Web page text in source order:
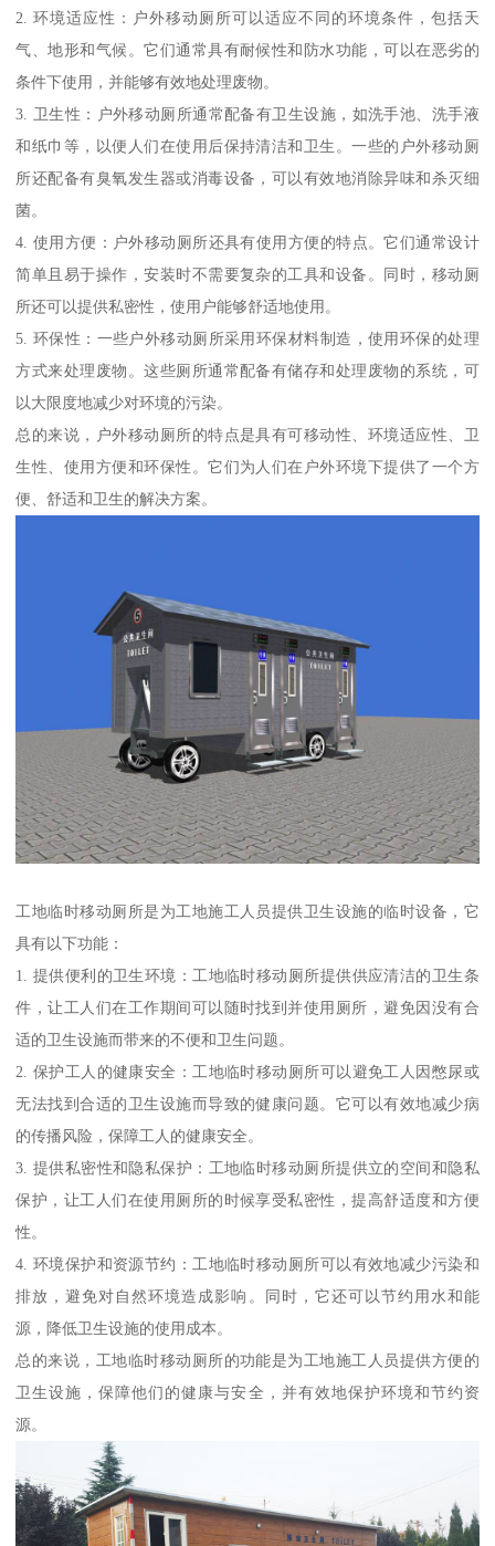
2. 环境适应性：户外移动厕所可以适应不同的环境条件，包括天
气、地形和气候。它们通常具有耐候性和防水功能，可以在恶劣的
条件下使用，并能够有效地处理废物。
3. 卫生性：户外移动厕所通常配备有卫生设施，如洗手池、洗手液
和纸巾等，以便人们在使用后保持清洁和卫生。一些的户外移动厕
所还配备有臭氧发生器或消毒设备，可以有效地消除异味和杀灭细
菌。
4. 使用方便：户外移动厕所还具有使用方便的特点。它们通常设计
简单且易于操作，安装时不需要复杂的工具和设备。同时，移动厕
所还可以提供私密性，使用户能够舒适地使用。
5. 环保性：一些户外移动厕所采用环保材料制造，使用环保的处理
方式来处理废物。这些厕所通常配备有储存和处理废物的系统，可
以大限度地减少对环境的污染。
总的来说，户外移动厕所的特点是具有可移动性、环境适应性、卫
生性、使用方便和环保性。它们为人们在户外环境下提供了一个方
便、舒适和卫生的解决方案。
工地临时移动厕所是为工地施工人员提供卫生设施的临时设备，它
具有以下功能：
1. 提供便利的卫生环境：工地临时移动厕所提供供应清洁的卫生条
件，让工人们在工作期间可以随时找到并使用厕所，避免因没有合
适的卫生设施而带来的不便和卫生问题。
2. 保护工人的健康安全：工地临时移动厕所可以避免工人因憋尿或
无法找到合适的卫生设施而导致的健康问题。它可以有效地减少病
的传播风险，保障工人的健康安全。
3. 提供私密性和隐私保护：工地临时移动厕所提供立的空间和隐私
保护，让工人们在使用厕所的时候享受私密性，提高舒适度和方便
性。
4. 环境保护和资源节约：工地临时移动厕所可以有效地减少污染和
排放，避免对自然环境造成影响。同时，它还可以节约用水和能
源，降低卫生设施的使用成本。
总的来说，工地临时移动厕所的功能是为工地施工人员提供方便的
卫生设施，保障他们的健康与安全，并有效地保护环境和节约资
源。